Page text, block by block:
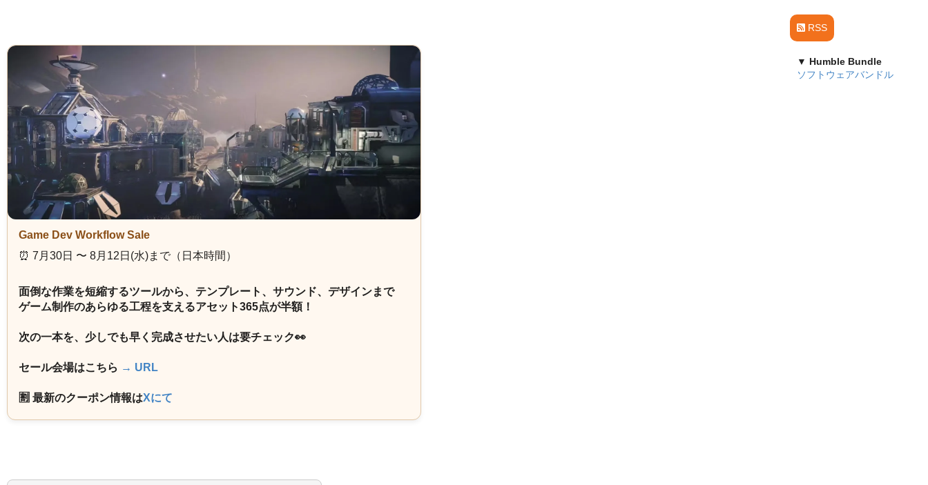
Game Dev Workflow Sale
⏰️ 7月30日 〜 8月12日(水)まで（日本時間）
面倒な作業を短縮するツールから、テンプレート、サウンド、デザインまで
ゲーム制作のあらゆる工程を支えるアセット365点が半額！
次の一本を、少しでも早く完成させたい人は要チェック👀
セール会場はこちら → URL
🈹 最新のクーポン情報はXにて
RSS
▼ Humble Bundle
ソフトウェアバンドル